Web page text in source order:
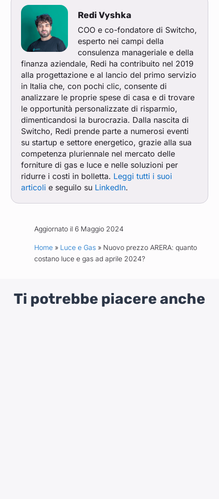
Redi Vyshka
COO e co-fondatore di Switcho,
esperto nei campi della
consulenza manageriale e della
finanza aziendale, Redi ha contribuito nel 2019
alla progettazione e al lancio del primo servizio
in Italia che, con pochi clic, consente di
analizzare le proprie spese di casa e di trovare
le opportunità personalizzate di risparmio,
dimenticandosi la burocrazia. Dalla nascita di
Switcho, Redi prende parte a numerosi eventi
su startup e settore energetico, grazie alla sua
competenza pluriennale nel mercato delle
forniture di gas e luce e nelle soluzioni per
ridurre i costi in bolletta. Leggi tutti i suoi
articoli e seguilo su LinkedIn.
Aggiornato il 6 Maggio 2024
Home» Luce e Gas» Nuovo prezzo ARERA: quanto
costano luce e gas ad aprile 2024?
Ti potrebbe piacere anche